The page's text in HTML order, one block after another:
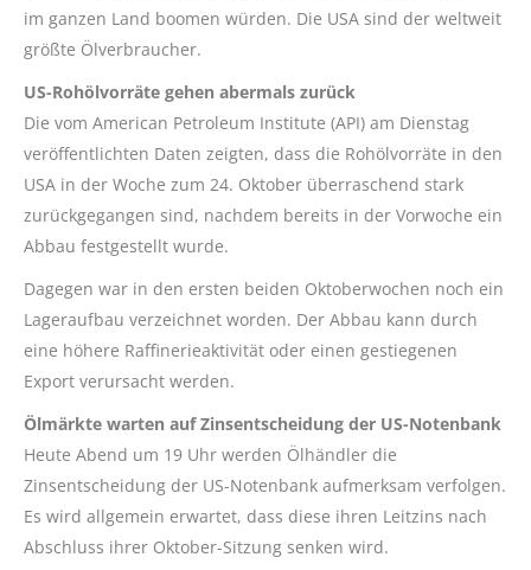
im ganzen Land boomen würden. Die USA sind der weltweit
größte Ölverbraucher.
US-Rohölvorräte gehen abermals zurück
Die vom American Petroleum Institute (API) am Dienstag
veröffentlichten Daten zeigten, dass die Rohölvorräte in den
USA in der Woche zum 24. Oktober überraschend stark
zurückgegangen sind, nachdem bereits in der Vorwoche ein
Abbau festgestellt wurde.
Dagegen war in den ersten beiden Oktoberwochen noch ein
Lageraufbau verzeichnet worden. Der Abbau kann durch
eine höhere Raffinerieaktivität oder einen gestiegenen
Export verursacht werden.
Ölmärkte warten auf Zinsentscheidung der US-Notenbank
Heute Abend um 19 Uhr werden Ölhändler die
Zinsentscheidung der US-Notenbank aufmerksam verfolgen.
Es wird allgemein erwartet, dass diese ihren Leitzins nach
Abschluss ihrer Oktober-Sitzung senken wird.